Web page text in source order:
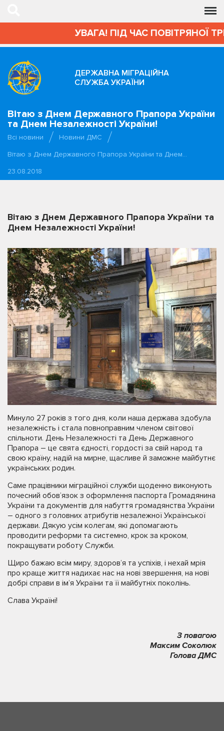
УВАГА! ПІД ЧАС ПОВІТРЯНОЇ
ДЕРЖАВНА МІГРАЦІЙНА
СЛУЖБА УКРАЇНИ
Вітаю з Днем Державного Прапора України
та Днем Незалежності України!
Всі новини
Новини ДМС
Вітаю з Днем Державного Прапора України та Днем…
23.08.2018
Вітаю з Днем Державного Прапора України та
Днем Незалежності України!
Минуло 27 років з того дня, коли наша держава здобула
незалежність і стала повноправним членом світової
спільноти. День Незалежності та День Державного
Прапора – це свята єдності, гордості за свій народ та
свою країну, надій на мирне, щасливе й заможне майбутнє
українських родин.
Саме працівники міграційної служби щоденно виконують
почесний обов’язок з оформлення паспорта Громадянина
України та документів для набуття громадянства України
– одного з головних атрибутів незалежної Української
держави. Дякую усім колегам, які допомагають
проводити реформи та системно, крок за кроком,
покращувати роботу Служби.
Щиро бажаю всім миру, здоров’я та успіхів, і нехай мрія
про краще життя надихає нас на нові звершення, на нові
добрі справи в ім’я України та її майбутніх поколінь.
Слава Україні!
З повагою
Максим Соколюк
Голова ДМС